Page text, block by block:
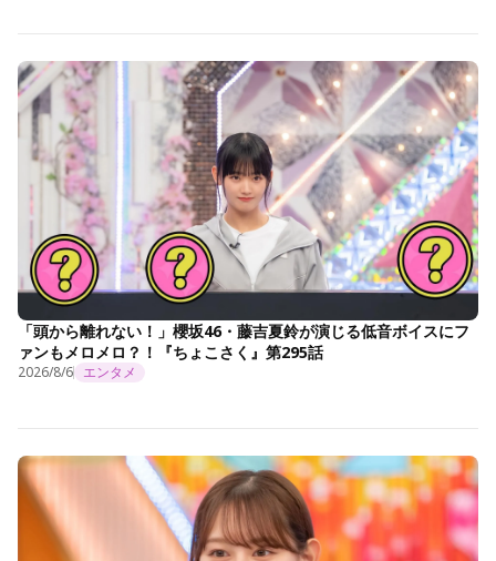
「頭から離れない！」櫻坂46・藤吉夏鈴が演じる低音ボイスにフ
ァンもメロメロ？！『ちょこさく』第295話
2026/8/6 エンタメ